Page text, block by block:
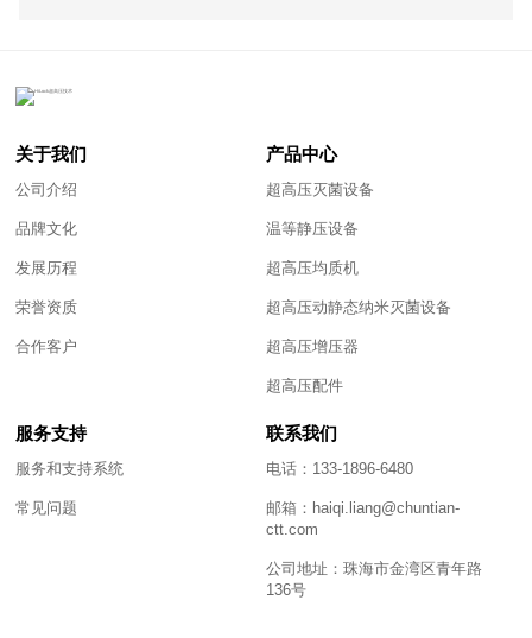
关于我们
公司介绍
品牌文化
发展历程
荣誉资质
合作客户
产品中心
超高压灭菌设备
温等静压设备
超高压均质机
超高压动静态纳米灭菌设备
超高压增压器
超高压配件
服务支持
服务和支持系统
常见问题
联系我们
电话：133-1896-6480
邮箱：haiqi.liang@chuntian-
ctt.com
公司地址：珠海市金湾区青年路
136号